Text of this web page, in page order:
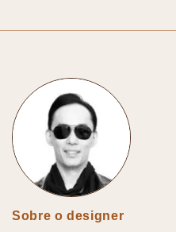
Sobre o designer